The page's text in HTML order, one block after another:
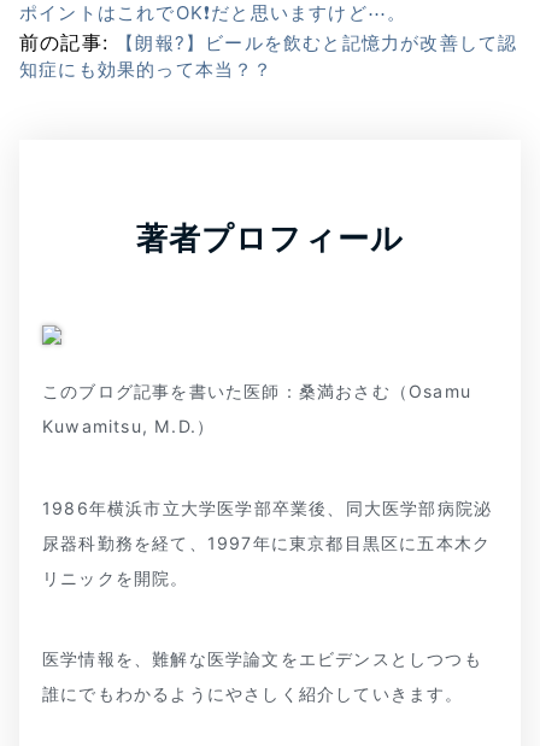
ポイントはこれでOK❗だと思いますけど⋯。
前の記事:
【朗報?】ビールを飲むと記憶力が改善して認
知症にも効果的って本当？？
著者プロフィール
このブログ記事を書いた医師：桑満おさむ（Osamu
Kuwamitsu, M.D.）
1986年横浜市立大学医学部卒業後、同大医学部病院泌
尿器科勤務を経て、1997年に東京都目黒区に五本木ク
リニックを開院。
医学情報を、難解な医学論文をエビデンスとしつつも
誰にでもわかるようにやさしく紹介していきます。